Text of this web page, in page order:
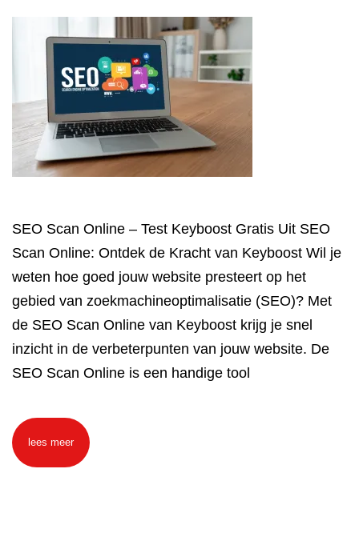
SEO Scan Online – Test Keyboost Gratis Uit SEO
Scan Online: Ontdek de Kracht van Keyboost Wil je
weten hoe goed jouw website presteert op het
gebied van zoekmachineoptimalisatie (SEO)? Met
de SEO Scan Online van Keyboost krijg je snel
inzicht in de verbeterpunten van jouw website. De
SEO Scan Online is een handige tool
lees meer